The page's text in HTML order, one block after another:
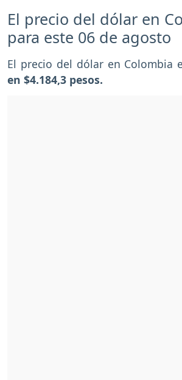
El precio del dólar en
para este 06 de agosto
El precio del dólar en Colombia
en $4.184,3 pesos.